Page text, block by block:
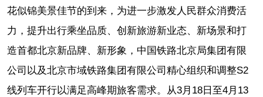
花似锦美景佳节的到来，为进一步激发人民群众消费活
力，提升出行乘坐品质、创新旅游新业态、新场景和打
造首都北京新品牌、新形象，中国铁路北京局集团有限
公司以及北京市域铁路集团有限公司精心组织和调整S2
线列车开行以满足高峰期旅客需求。从3月18日至4月13